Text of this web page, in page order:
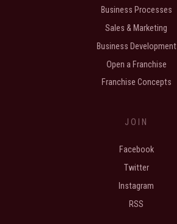
Business Processes
Sales & Marketing
Business Development
Open a Franchise
Franchise Concepts
JOIN
Facebook
Twitter
Instagram
RSS